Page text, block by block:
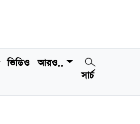
ভিডিও
আরও..
সার্চ